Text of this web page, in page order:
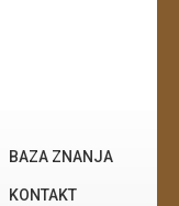
BAZA ZNANJA
KONTAKT